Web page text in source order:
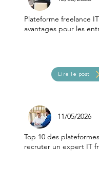
Plateforme freelance
avantages pour les
Lire le post
11/05/2026
Top 10 des
recruter un expert IT